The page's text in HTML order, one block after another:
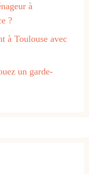
à
?
à Toulouse avec
un garde-